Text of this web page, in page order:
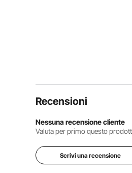
Recensioni
Nessuna recensione cliente
Valuta per primo questo
Scrivi una recensione